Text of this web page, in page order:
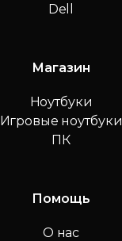
Dell
Магазин
Ноутбуки
Игровые ноутбуки
ПК
Помощь
О нас